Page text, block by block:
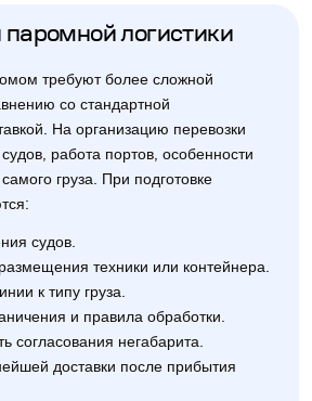
логистики
требуют более сложной
со стандартной
На организацию перевозки
работа портов, особенности
груза. При подготовке
судов.
техники или контейнера.
к типу груза.
и правила обработки.
согласования негабарита.
доставки после прибытия